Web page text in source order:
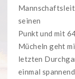
seinen
Punkt und mit
Mücheln geht
letzten
einmal